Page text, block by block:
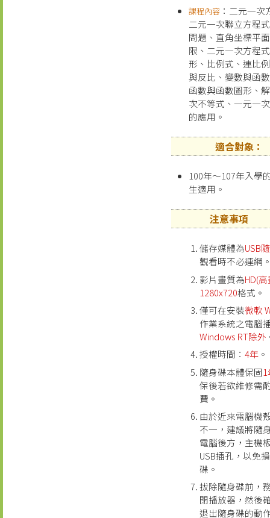
課程內容 ：二元一次
二元一次聯立方程
問題、直角坐標平
限、二元一次方程
形、比例式、連比
與反比、變數與函
函數與函數圖形、
次不等式、一元一
的應用。
適合對象：
100年～107年入學
生適用。
注意事項
儲存媒體為USB
觀看時不必連網
影片畫質為HD(
1280x720格式。
僅可在安裝微軟
作業系統之電腦
Windows RT除外
授權時間：4年 。
隨身碟本體保固
保後若欲維修需
費。
由於近來電腦機
不一，建議將隨
電腦後方，主機
USB插孔，以免
碟。
拔除隨身碟前，
閉播放器，然後
退出隨身碟的動